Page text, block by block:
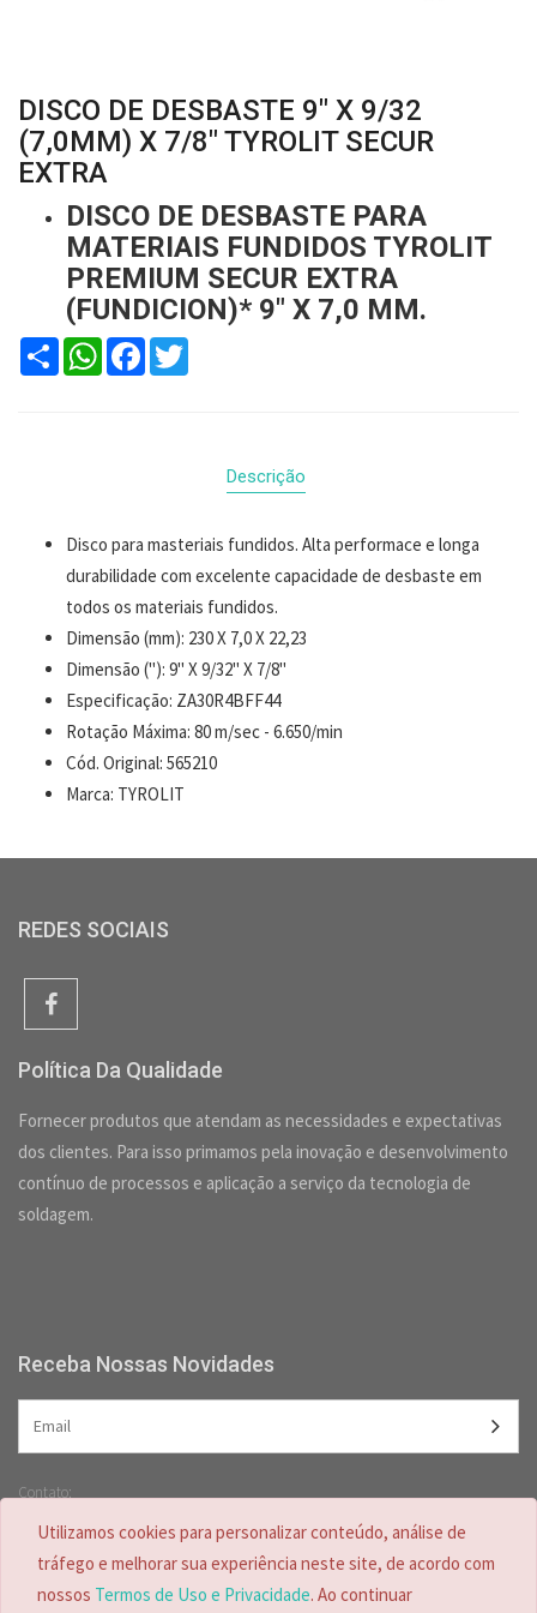
DISCO DE DESBASTE 9" X 9/32
(7,0MM) X 7/8" TYROLIT SECUR
EXTRA
DISCO DE DESBASTE PARA
MATERIAIS FUNDIDOS TYROLIT
PREMIUM SECUR EXTRA
(FUNDICION)* 9" X 7,0 MM.
Compartilhar
WhatsAppFacebook
Twitter
Descrição
Disco para masteriais fundidos. Alta performace e longa
durabilidade com excelente capacidade de desbaste em
todos os materiais fundidos.
Dimensão (mm): 230 X 7,0 X 22,23
Dimensão ("): 9" X 9/32" X 7/8"
Especificação: ZA30R4BFF44
Rotação Máxima: 80 m/sec - 6.650/min
Cód. Original: 565210
Marca: TYROLIT
REDES SOCIAIS
Política Da Qualidade
Fornecer produtos que atendam as necessidades e expectativas
dos clientes. Para isso primamos pela inovação e desenvolvimento
contínuo de processos e aplicação a serviço da tecnologia de
soldagem.
Receba Nossas Novidades
Contato:
(47) 99728-4635
Utilizamos cookies para personalizar conteúdo, análise de
tráfego e melhorar sua experiência neste site, de acordo com
nossos Termos de Uso e Privacidade. Ao continuar